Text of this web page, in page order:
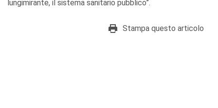
lungimirante, il sistema sanitario pubblico”.
Stampa questo articolo